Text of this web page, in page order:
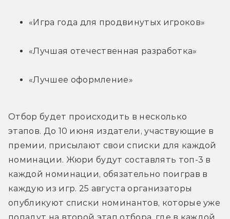
«Игра года для продвинутых игроков»
«Лучшая отечественная разработка»
«Лучшее оформление»
Отбор будет происходить в несколько
этапов. До 10 июня издатели, участвующие в
премии, присылают свои списки для каждой
номинации. Жюри будут составлять топ-3 в
каждой номинации, обязательно поиграв в
каждую из игр. 25 августа организаторы
опубликуют списки номинантов, которые уже
попадут на второй этап отбора, где в каждой